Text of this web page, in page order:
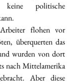
keine politische
Arbeiter flohen vor
überquerten das
wurden von dort
nach Mittelamerika
Aber diese